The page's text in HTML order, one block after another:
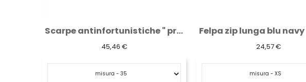
Scarpe antinfortunistiche " praga " s3
45,46 € 24,57 €